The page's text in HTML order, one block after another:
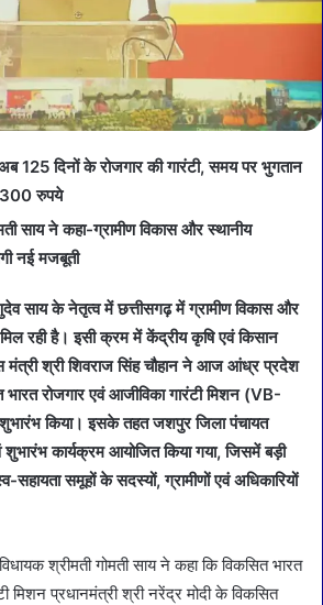
अब 125 दिनों के रोजगार की गारंटी, समय पर भुगतान
रुपये
साय ने कहा-ग्रामीण विकास और स्थानीय
नई मजबूती
साय के नेतृत्व में छत्तीसगढ़ में ग्रामीण विकास और
रही है। इसी क्रम में केंद्रीय कृषि एवं किसान
मंत्री श्री शिवराज सिंह चौहान ने आज आंध्र प्रदेश
रोजगार एवं आजीविका गारंटी मिशन (VB-
किया। इसके तहत जशपुर जिला पंचायत
कार्यक्रम आयोजित किया गया, जिसमें बड़ी
सहायता समूहों के सदस्यों, ग्रामीणों एवं अधिकारियों
श्रीमती गोमती साय ने कहा कि विकसित भारत
मिशन प्रधानमंत्री श्री नरेंद्र मोदी के विकसित